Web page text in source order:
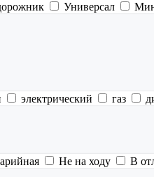
Универсал
электрический газ
Не на ходу В